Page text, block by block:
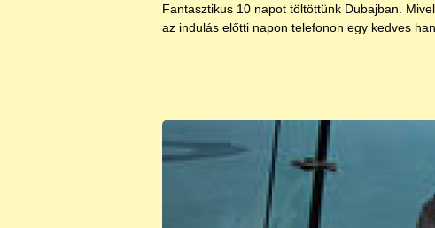
Fantasztikus 10 napot töltöttünk Dubajban.
az indulás előtti napon telefonon egy kedves